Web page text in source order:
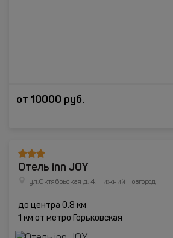
от 10000 руб.
Отель inn JOY
ул.Октябрьская д. 4, Нижний Новгород
до центра 0.8 км
1 км от метро Горьковская